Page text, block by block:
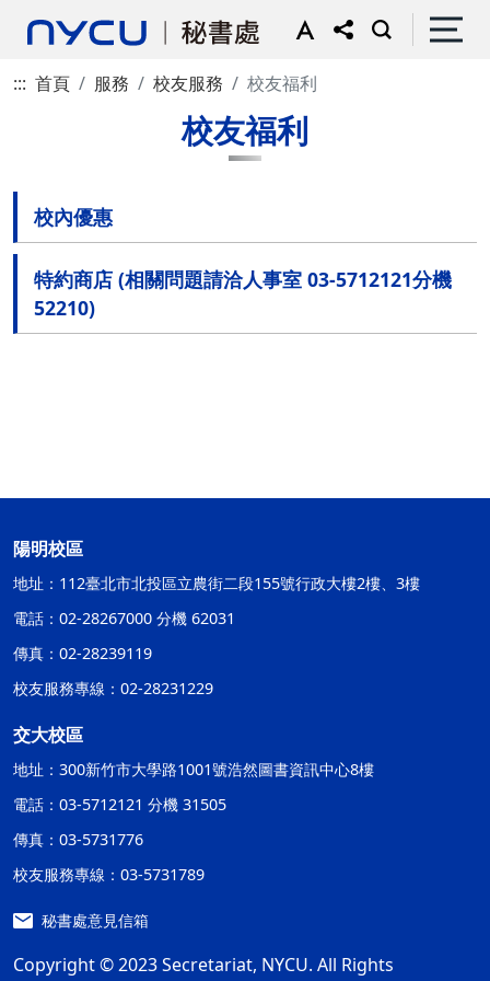
::: 首頁 服務 校友服務 校友福利
校友福利
校內優惠
特約商店 (相關問題請洽人事室 03-5712121分機
52210)
陽明校區
地址：112臺北市北投區立農街二段155號行政大樓2樓、3樓
電話：02-28267000 分機 62031
傳真：02-28239119
校友服務專線：02-28231229
交大校區
地址：300新竹市大學路1001號浩然圖書資訊中心8樓
電話：03-5712121 分機 31505
傳真：03-5731776
校友服務專線：03-5731789
秘書處意見信箱
Copyright © 2023 Secretariat, NYCU. All Rights